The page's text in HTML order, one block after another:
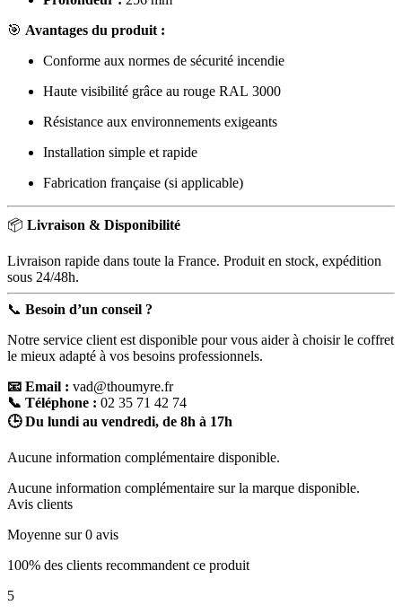
🎯 Avantages du produit :
Conforme aux normes de sécurité incendie
Haute visibilité grâce au rouge RAL 3000
Résistance aux environnements exigeants
Installation simple et rapide
Fabrication française (si applicable)
📦 Livraison & Disponibilité
Livraison rapide dans toute la France. Produit en stock, expédition
sous 24/48h.
📞 Besoin d’un conseil ?
Notre service client est disponible pour vous aider à choisir le coffret
le mieux adapté à vos besoins professionnels.
📧 Email : vad@thoumyre.fr
📞 Téléphone : 02 35 71 42 74
🕒 Du lundi au vendredi, de 8h à 17h
Aucune information complémentaire disponible.
Aucune information complémentaire sur la marque disponible.
Avis clients
Moyenne sur 0 avis
100% des clients recommandent ce produit
5